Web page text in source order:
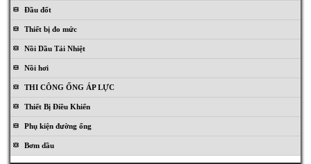
Đầu đốt
Thiết bị đo mức
Nồi Dầu Tải Nhiệt
Nồi hơi
THI CÔNG ỐNG ÁP LỰC
Thiết Bị Điều Khiển
Phụ kiện đường ống
Bơm dầu